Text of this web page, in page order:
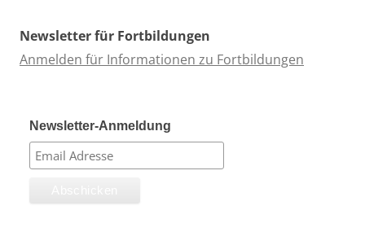
Newsletter für Fortbildungen
Anmelden für Informationen zu Fortbildungen
Newsletter-Anmeldung